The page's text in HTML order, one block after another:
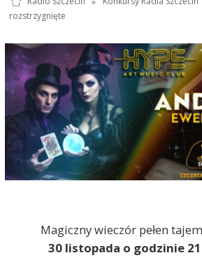
rozstrzygnięte
Magiczny wieczór pełen
30 listopada o godzinie